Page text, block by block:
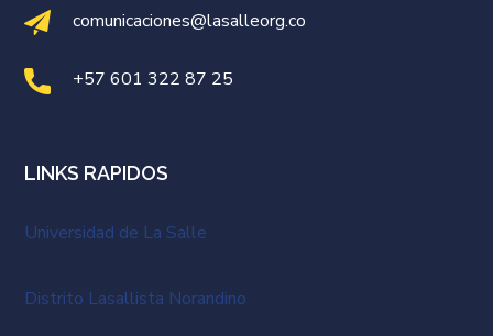
comunicaciones@lasalleorg.co
+57 601 322 87 25
LINKS RAPIDOS
Universidad de La Salle
Distrito Lasallista Norandino